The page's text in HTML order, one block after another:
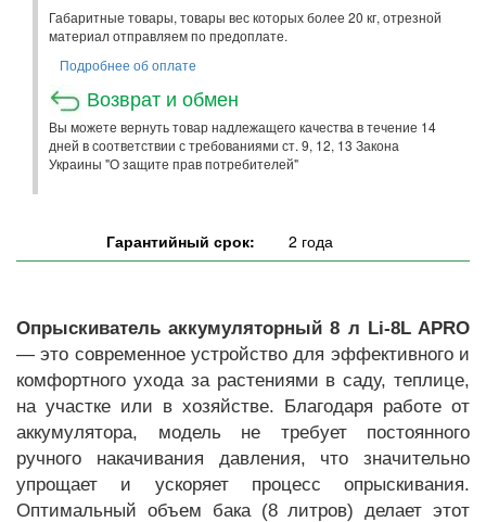
Габаритные товары, товары вес которых более 20 кг, отрезной
материал отправляем по предоплате.
Подробнее об оплате
Возврат и обмен
Вы можете вернуть товар надлежащего качества в течение 14
дней в соответствии с требованиями ст. 9, 12, 13 Закона
Украины "О защите прав потребителей"
Гарантийный срок: 2 года
Опрыскиватель аккумуляторный 8 л Li-8L APRO
— это современное устройство для эффективного и
комфортного ухода за растениями в саду, теплице,
на участке или в хозяйстве. Благодаря работе от
аккумулятора, модель не требует постоянного
ручного накачивания давления, что значительно
упрощает и ускоряет процесс опрыскивания.
Оптимальный объем бака (8 литров) делает этот